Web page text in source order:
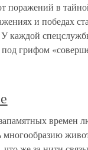
поражений в
и победах
каждой
под грифом
времен